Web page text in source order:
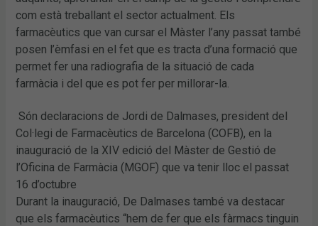
com està treballant el sector actualment. Els
farmacèutics que van cursar el Màster l’any passat també
posen l’èmfasi en el fet que es tracta d’una formació que
permet fer una radiografia de la situació de cada
farmàcia i del que es pot fer per millorar-la.
Són declaracions de Jordi de Dalmases, president del
Col·legi de Farmacèutics de Barcelona (COFB), en la
inauguració de la XIV edició del Màster de Gestió de
l’Oficina de Farmàcia (MGOF) que va tenir lloc el passat
16 d’octubre
Durant la inauguració, De Dalmases també va destacar
que els farmacèutics “hem de fer que els fàrmacs tinguin